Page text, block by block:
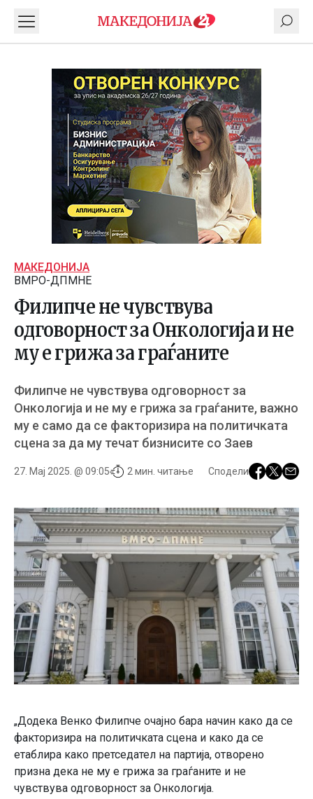
МАКЕДОНИЈА
ВМРО-ДПМНЕ
Филипче не чувствува
одговорност за Онкологија и не
му е грижа за граѓаните
Филипче не чувствува одговорност за
Онкологија и не му е грижа за граѓаните, важно
му е само да се факторизира на политичката
сцена за да му течат бизнисите со Заев
27. Мај 2025. @ 09:05 2 мин. читање Сподели
„Додека Венко Филипче очајно бара начин како да се
факторизира на политичката сцена и како да се
етаблира како претседател на партија, отворено
призна дека не му е грижа за граѓаните и не
чувствува одговорност за Онкологија.